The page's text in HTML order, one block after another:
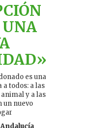
es una
todos: a las
y a las
un nuevo